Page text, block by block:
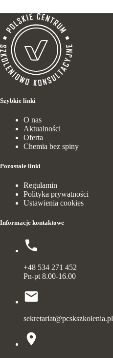
Szybkie linki
O nas
Aktualności
Oferta
Chemia bez spiny
Pozostałe linki
Regulamin
Polityka prywatności
Ustawienia cookies
Informacje kontaktowe
+48 534 271 452
Pn-pt 8.00-16.00
sekretariat@pcskszkolenia.pl